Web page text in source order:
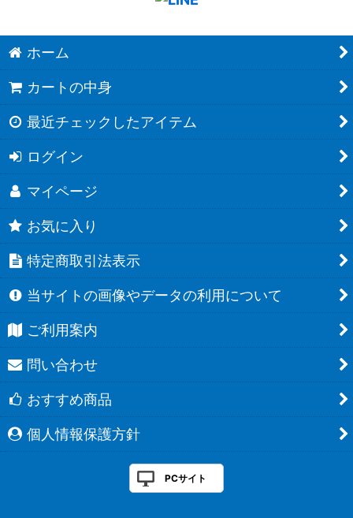
ホーム
カートの中身
最近チェックしたアイテム
ログイン
マイページ
お気に入り
特定商取引法表示
当サイトの画像やデータの利用について
ご利用案内
問い合わせ
おすすめ商品
個人情報保護方針
PCサイト